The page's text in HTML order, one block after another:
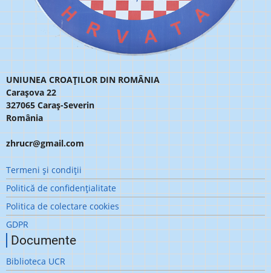
UNIUNEA CROAȚILOR DIN ROMÂNIA
Carașova 22
327065 Caraș-Severin
România
zhrucr@gmail.com
Meniu
subsol
Termeni şi condiţii
Politică de confidenţialitate
Politica de colectare cookies
GDPR
Documente
Biblioteca UCR